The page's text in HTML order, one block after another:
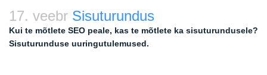
17. veebr Sisuturundus
Kui te mõtlete SEO peale, kas te mõtlete ka sisuturundusele?
Sisuturunduse uuringutulemused.